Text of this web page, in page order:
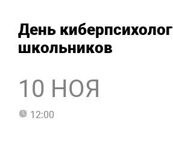
День
школьников
10 НОЯ
12:00